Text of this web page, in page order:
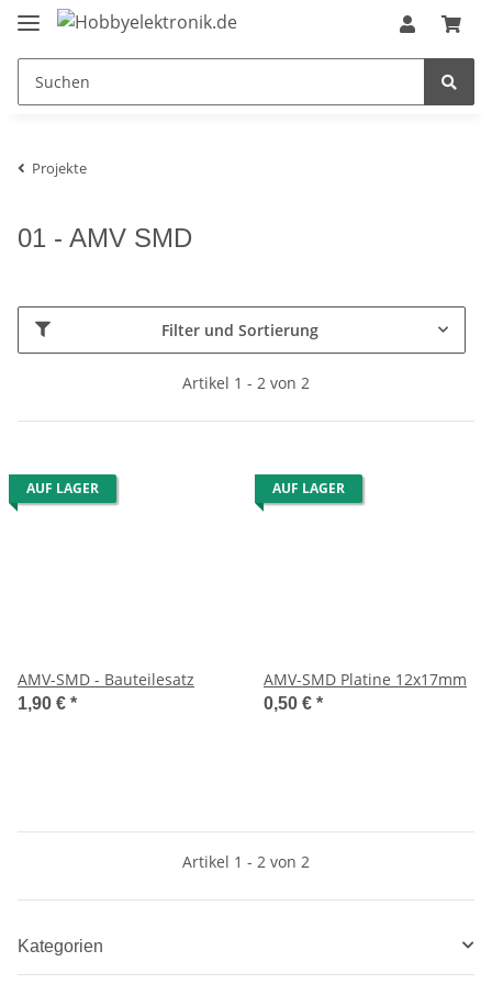
Projekte
01 - AMV SMD
Filter und Sortierung
Artikel 1 - 2 von 2
AUF LAGER
AMV-SMD - Bauteilesatz
1,90 € *
AUF LAGER
AMV-SMD Platine 12x17mm
0,50 € *
Artikel 1 - 2 von 2
Kategorien